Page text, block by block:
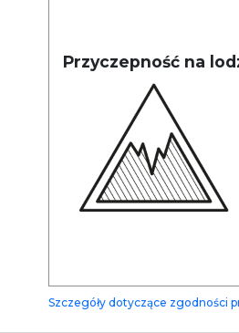
Przyczepność na
Szczegóły dotyczące zgodności